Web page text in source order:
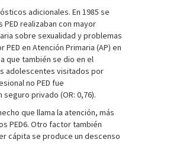
adicionales. En 1985 se
realizaban con mayor
sobre sexualidad y problemas
en Atención Primaria (AP) en
que también se dio en el
adolescentes visitados por
no PED fue
privado (OR: 0,76).
que llama la atención, más
PED6. Otro factor también
cápita se produce un descenso